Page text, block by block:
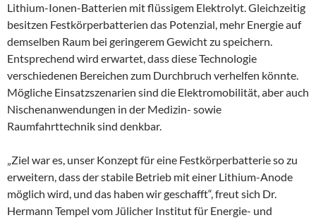
Lithium-Ionen-Batterien mit flüssigem Elektrolyt. Gleichzeitig
besitzen Festkörperbatterien das Potenzial, mehr Energie auf
demselben Raum bei geringerem Gewicht zu speichern.
Entsprechend wird erwartet, dass diese Technologie
verschiedenen Bereichen zum Durchbruch verhelfen könnte.
Mögliche Einsatzszenarien sind die Elektromobilität, aber auch
Nischenanwendungen in der Medizin- sowie
Raumfahrttechnik sind denkbar.
„Ziel war es, unser Konzept für eine Festkörperbatterie so zu
erweitern, dass der stabile Betrieb mit einer Lithium-Anode
möglich wird, und das haben wir geschafft“, freut sich Dr.
Hermann Tempel vom Jülicher Institut für Energie- und